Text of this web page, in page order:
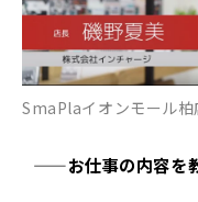
SmaPlaイオンモール
——お仕事の内容を